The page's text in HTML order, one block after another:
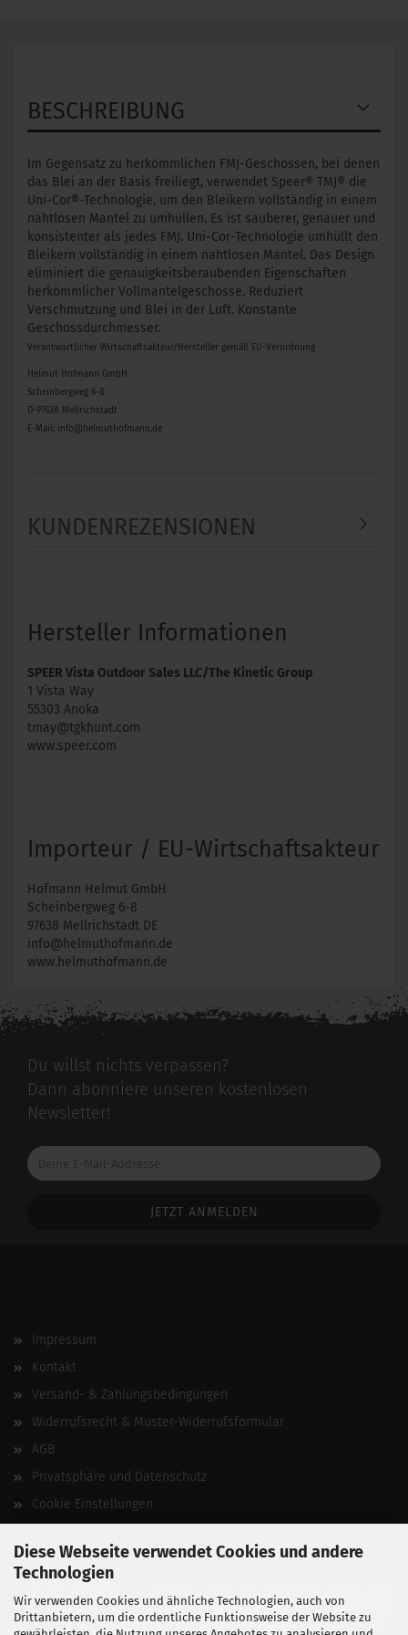
Diese Webseite verwendet Cookies und andere
Technologien
Wir verwenden Cookies und ähnliche Technologien, auch von
Drittanbietern, um die ordentliche Funktionsweise der Website zu
BESCHREIBUNG
Im Gegensatz zu herkömmlichen FMJ-Geschossen, bei denen
das Blei an der Basis freiliegt, verwendet Speer® TMJ® die
Uni-Cor®-Technologie, um den Bleikern vollständig in einem
nahtlosen Mantel zu umhüllen. Es ist sauberer, genauer und
konsistenter als jedes FMJ. Uni-Cor-Technologie umhüllt den
Bleikern vollständig in einem nahtlosen Mantel. Das Design
eliminiert die genauigkeitsberaubenden Eigenschaften
herkömmlicher Vollmantelgeschosse. Reduziert
Verschmutzung und Blei in der Luft. Konstante
Geschossdurchmesser.
Verantwortlicher Wirtschaftsakteur/Hersteller gemäß EU-Verordnung
Helmut Hofmann GmbH
Scheinbergweg 6-8
D-97638 Mellrichstadt
E-Mail: info@helmuthofmann.de
KUNDENREZENSIONEN
Hersteller Informationen
SPEER Vista Outdoor Sales LLC/The Kinetic Group
1 Vista Way
55303 Anoka
tmay@tgkhunt.com
www.speer.com
Importeur / EU-Wirtschaftsakteur
Hofmann Helmut GmbH
Scheinbergweg 6-8
97638 Mellrichstadt DE
info@helmuthofmann.de
www.helmuthofmann.de
Du willst nichts verpassen?
Dann abonniere unseren kostenlosen
Newsletter!
Deine
E-
Impressum
Kontakt
Versand- & Zahlungsbedingungen
Widerrufsrecht & Muster-Widerrufsformular
AGB
Privatsphäre und Datenschutz
Cookie Einstellungen
Vertrag widerrufen